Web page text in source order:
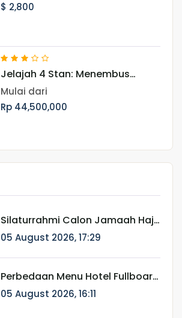
$ 2,800
Jelajah 4 Stan: Menembus
Keindahan Asia Tengah dan
Jejak Peradaban Islam Periode
September
Mulai dari
Rp 44,500,000
Silaturrahmi Calon Jamaah Haji
Munatour 1448 H/2026:
Komitmen Mendampingi
Jamaah Sejak Pendaftaran
hingga Pasca Haji
05 August 2026, 17:29
Perbedaan Menu Hotel Fullboard
Internasional dan Fullboard
Fareast untuk Haji & Umroh
05 August 2026, 16:11